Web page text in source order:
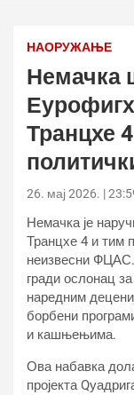
НАОРУЖАЊЕ
Немачка
Транцхе
26. мај 2026. |
Немачка је
Транцхе 4 и тим
неизвесни
гради ослонац
наредним
борбени
и кашњењима.
Ова набавка
пројекта